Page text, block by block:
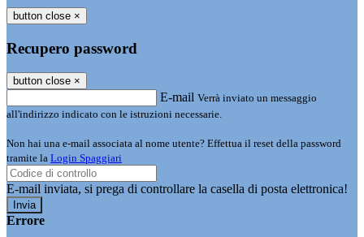
button close ×
Recupero password
button close ×
E-mail Verrà inviato un messaggio
all'indirizzo indicato con le istruzioni necessarie.
Non hai una e-mail associata al nome utente? Effettua il reset della password
tramite la Login Spaggiari
E-mail inviata, si prega di controllare la casella di posta elettronica!
Errore